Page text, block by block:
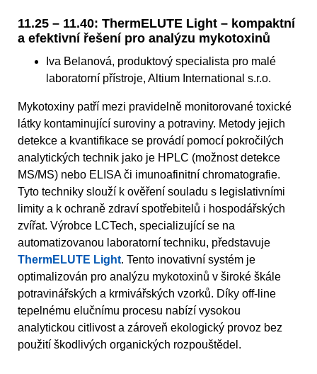
11.25 – 11.40: ThermELUTE Light – kompaktní
a efektivní řešení pro analýzu mykotoxinů
Iva Belanová, produktový specialista pro malé
laboratorní přístroje, Altium International s.r.o.
Mykotoxiny patří mezi pravidelně monitorované toxické
látky kontaminující suroviny a potraviny. Metody jejich
detekce a kvantifikace se provádí pomocí pokročilých
analytických technik jako je HPLC (možnost detekce
MS/MS) nebo ELISA či imunoafinitní chromatografie.
Tyto techniky slouží k ověření souladu s legislativními
limity a k ochraně zdraví spotřebitelů i hospodářských
zvířat. Výrobce LCTech, specializující se na
automatizovanou laboratorní techniku, představuje
ThermELUTE Light. Tento inovativní systém je
optimalizován pro analýzu mykotoxinů v široké škále
potravinářských a krmivářských vzorků. Díky off-line
tepelnému elučnímu procesu nabízí vysokou
analytickou citlivost a zároveň ekologický provoz bez
použití škodlivých organických rozpouštědel.